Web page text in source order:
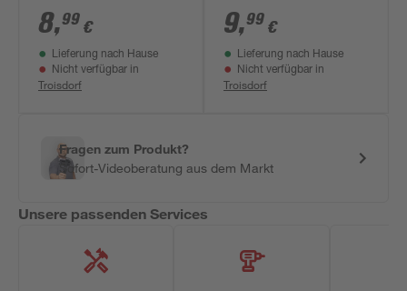
8,99 €
Lieferung nach Hause
Nicht verfügbar in
Troisdorf
9,99 €
Lieferung nach Hause
Nicht verfügbar in
Troisdorf
Fragen zum Produkt?
Sofort-Videoberatung aus dem Markt
Unsere passenden Services